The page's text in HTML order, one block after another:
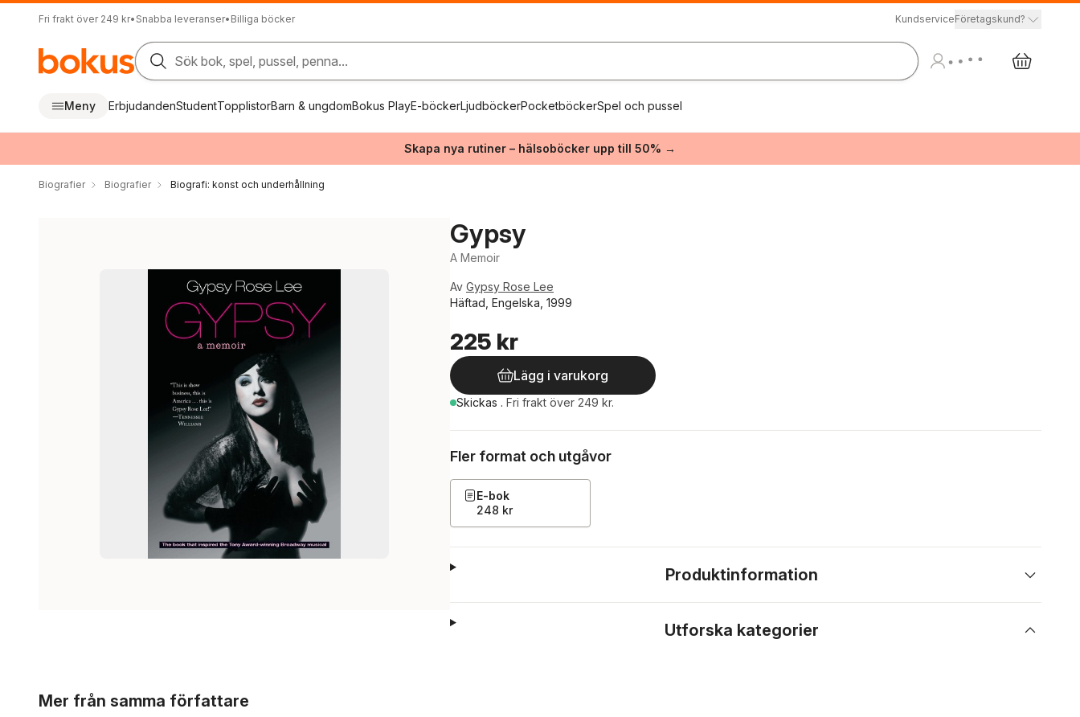
Fri frakt över 249 kr• Snabba leveranser• Billiga böcker KundserviceFöretagskund?
Sök bok, spel, pussel, penna...
Meny ErbjudandenStudentTopplistorBarn & ungdomBokus PlayE-böckerLjudböckerPocketböckerSpel och pussel
Skapa nya rutiner – hälsoböcker upp till 50% →
Biografier Biografier Biografi: konst och underhållning
Gypsy
A Memoir
Av Gypsy Rose Lee
Häftad, Engelska, 1999
225 kr
Lägg i varukorg
Skickas . Fri frakt över 249 kr.
Fler format och utgåvor
E-bok
248 kr
Produktinformation
Utforska kategorier
Mer från samma författare